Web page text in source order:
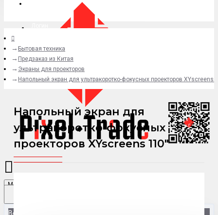
+7 (495) 015-41-41
Menu
Везде
Бытовая техника
Предзаказ из Китая
Экраны для проекторов
Напольный экран для ультракоротко-фокусных проекторов XYscreens
Напольный экран для
ультракоротко-фокусных
проекторов XYscreens 110"